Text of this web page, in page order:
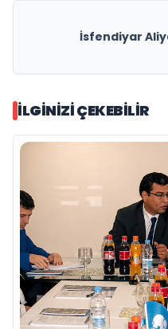
İsfendiyar
İLGINIZI ÇEKEBILIR